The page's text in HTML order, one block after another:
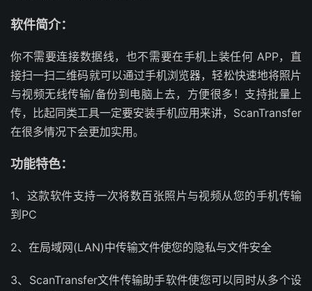
软件简介：
你不需要连接数据线，也不需要在手机上装任何 APP，直
接扫一扫二维码就可以通过手机浏览器，轻松快速地将照片
与视频无线传输/备份到电脑上去，方便很多！支持批量上
传，比起同类工具一定要安装手机应用来讲，ScanTransfer
在很多情况下会更加实用。
功能特色：
1、这款软件支持一次将数百张照片与视频从您的手机传输
到PC
2、在局域网(LAN)中传输文件使您的隐私与文件安全
3、ScanTransfer文件传输助手软件使您可以同时从多个设